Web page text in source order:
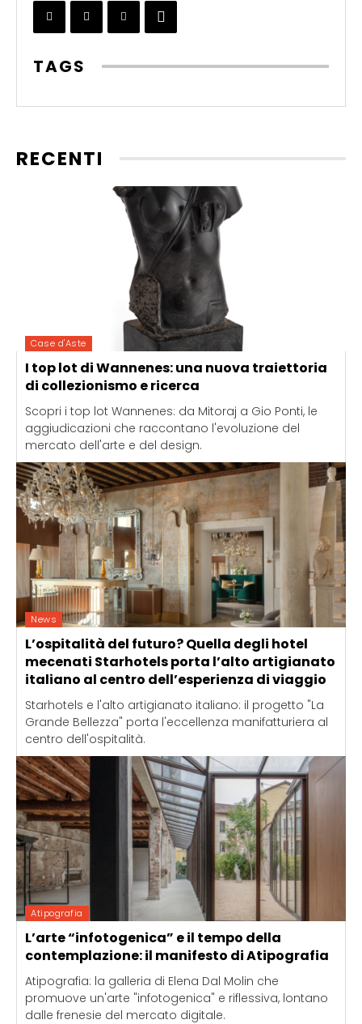
TAGS
RECENTI
Case d'Aste
I top lot di Wannenes: una nuova traiettoria
di collezionismo e ricerca
Scopri i top lot Wannenes: da Mitoraj a Gio Ponti, le
aggiudicazioni che raccontano l'evoluzione del
mercato dell'arte e del design.
News
L’ospitalità del futuro? Quella degli hotel
mecenati Starhotels porta l’alto artigianato
italiano al centro dell’esperienza di viaggio
Starhotels e l'alto artigianato italiano: il progetto "La
Grande Bellezza" porta l'eccellenza manifatturiera al
centro dell'ospitalità.
Atipografia
L’arte “infotogenica” e il tempo della
contemplazione: il manifesto di Atipografia
Atipografia: la galleria di Elena Dal Molin che
promuove un'arte "infotogenica" e riflessiva, lontano
dalle frenesie del mercato digitale.